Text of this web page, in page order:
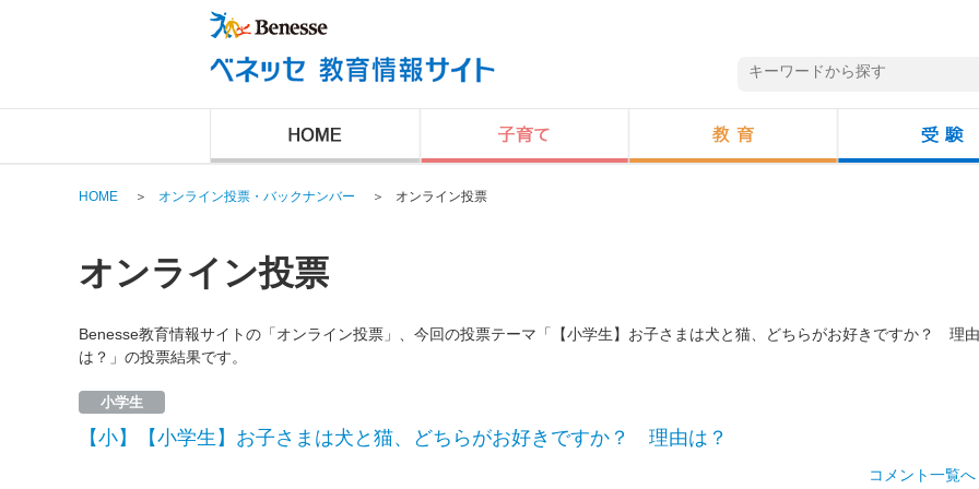
HOME ＞ オンライン投票・バックナンバー ＞ オンライン投票
オンライン投票
Benesse教育情報サイトの「オンライン投票」、今回の投票テーマ「【小学生】お子さまは犬と猫、どちらがお好きですか？ 理由
は？」の投票結果です。
小学生
【小】【小学生】お子さまは犬と猫、どちらがお好きですか？ 理由は？
コメント一覧へ